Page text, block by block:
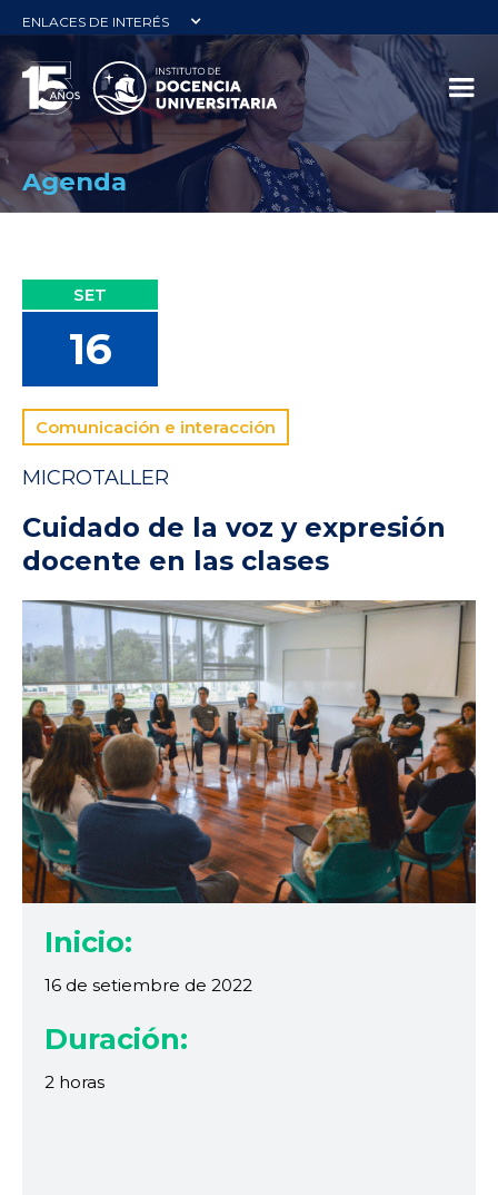
ENLACES DE INTERÉS
Agenda
SET
16
Comunicación e interacción
MICROTALLER
Cuidado de la voz y expresión
docente en las clases
Inicio:
16 de setiembre de 2022
Duración:
2 horas